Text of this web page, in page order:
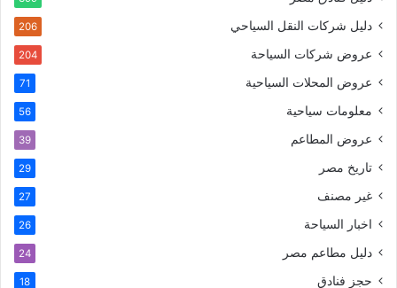
دليل شركات النقل السياحي 206
عروض شركات السياحة 204
عروض المحلات السياحية 71
معلومات سياحية 56
عروض المطاعم 39
تاريخ مصر 29
غير مصنف 27
اخبار السياحة 26
دليل مطاعم مصر 24
حجز فنادق 18